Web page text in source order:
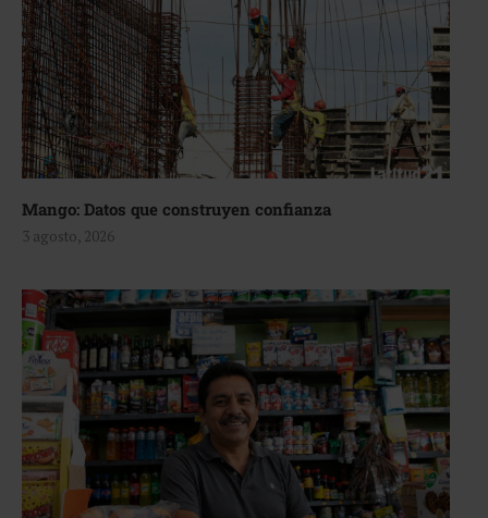
Mango: Datos que construyen confianza
3 agosto, 2026